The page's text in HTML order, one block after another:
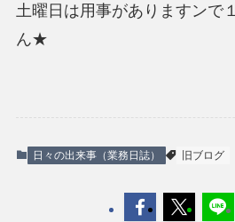
土曜日は用事がありますンで
ん★
日々の出来事（業務日誌） 旧ブログ